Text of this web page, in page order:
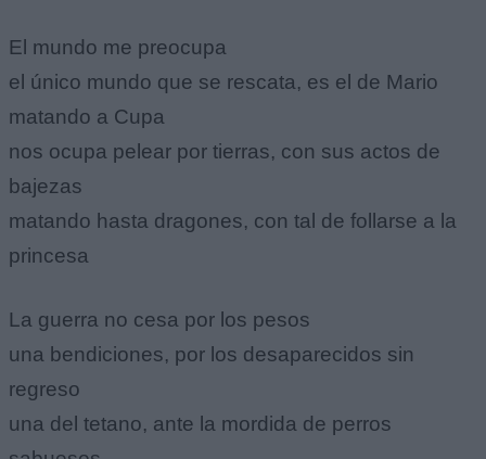
El mundo me preocupa
el único mundo que se rescata, es el de Mario
matando a Cupa
nos ocupa pelear por tierras, con sus actos de
bajezas
matando hasta dragones, con tal de follarse a la
princesa
La guerra no cesa por los pesos
una bendiciones, por los desaparecidos sin
regreso
una del tetano, ante la mordida de perros